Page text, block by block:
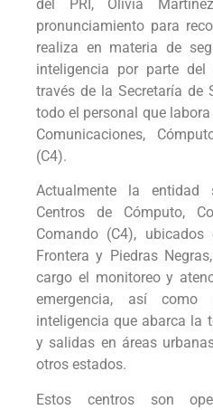
del PRI, Olivia
pronunciamiento para
realiza en materia de
inteligencia por parte
través de la Secretaría de
todo el personal que
Comunicaciones,
(C4).
Actualmente la
Centros de Cómputo,
Comando (C4),
Frontera y Piedras
cargo el monitoreo y
emergencia, así
inteligencia que abarca la
y salidas en áreas
otros estados.
Estos centros son